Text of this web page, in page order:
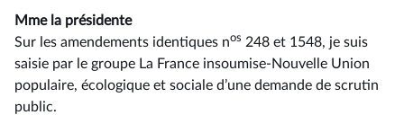
Mme la présidente
Sur les amendements identiques nos 248 et 1548, je suis
saisie par le groupe La France insoumise-Nouvelle Union
populaire, écologique et sociale d’une demande de scrutin
public.